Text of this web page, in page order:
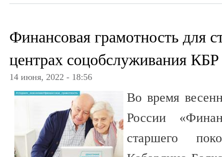
Финансовая грамотность для
центрах соцобслуживания КБР
14 июня, 2022 - 18:56
Во время
России
старшего